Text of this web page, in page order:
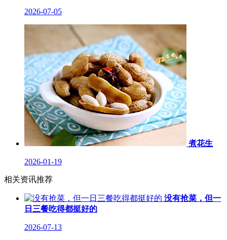
2026-07-05
煮花生
2026-01-19
相关资讯推荐
没有抢菜，但一
日三餐吃得都挺好的
2026-07-13